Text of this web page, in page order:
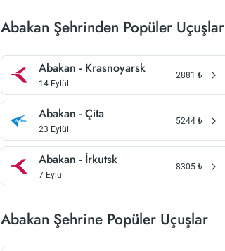
Abakan Şehrinden Popüler Uçuşlar
Abakan - Krasnoyarsk
14 Eylül
2881 ₺
Abakan - Çita
23 Eylül
5244 ₺
Abakan - İrkutsk
7 Eylül
8305 ₺
Abakan Şehrine Popüler Uçuşlar